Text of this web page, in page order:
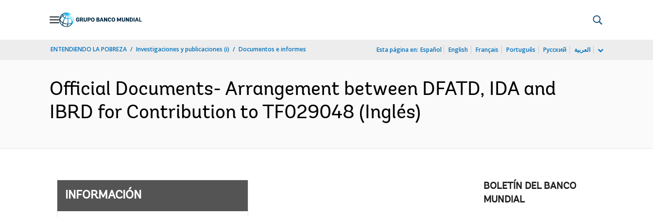
ENTENDIENDO LA POBREZA Investigaciones y publicaciones (i) Documentos e informes Esta página en: Español English Français Português Русский العربية
Official Documents- Arrangement between DFATD, IDA and
IBRD for Contribution to TF029048 (Inglés)
INFORMACIÓN
BOLETÍN DEL BANCO
MUNDIAL